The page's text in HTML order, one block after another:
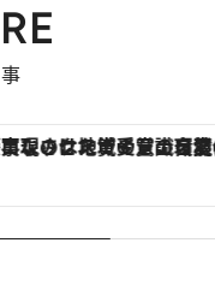
「大事なのは地域の意識を変えること」。ロレックス賞受賞の自然保護活動家が実現させたナイジェリアの自然環境の復活